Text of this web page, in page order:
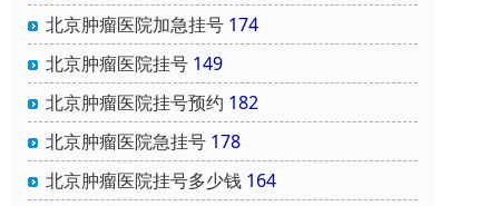
北京肿瘤医院加急挂号 174
北京肿瘤医院挂号 149
北京肿瘤医院挂号预约 182
北京肿瘤医院急挂号 178
北京肿瘤医院挂号多少钱 164